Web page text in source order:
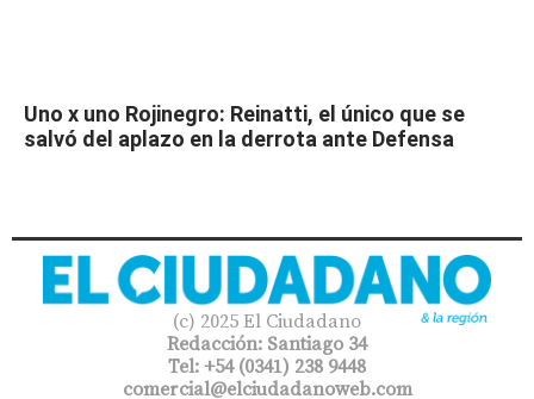
Uno x uno Rojinegro: Reinatti, el único que se
salvó del aplazo en la derrota ante Defensa
(c) 2025 El Ciudadano
Redacción: Santiago 34
Tel: +54 (0341) 238 9448
comercial@elciudadanoweb.com​